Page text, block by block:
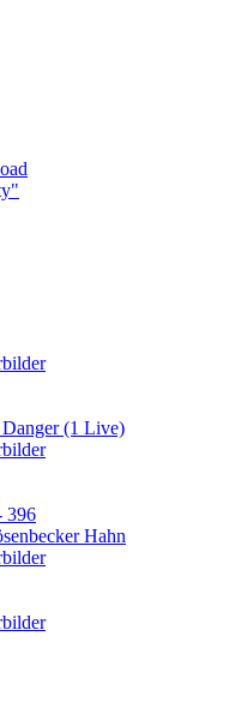
(1 Live)
396
Hahn